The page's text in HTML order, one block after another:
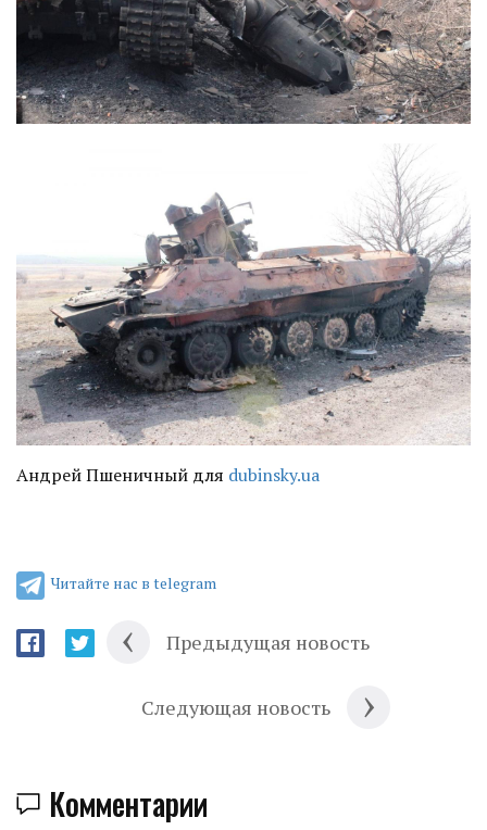
Андрей Пшеничный для dubinsky.ua
Предыдущая новость
Следующая новость
Читайте нас в telegram
Комментарии